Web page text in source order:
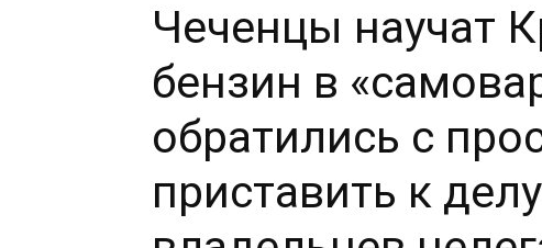
строительства
ремонта
Чеченцы научат
бензин в
обратились с
приставить к